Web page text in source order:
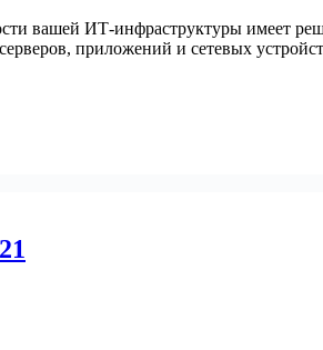
вашей ИТ-инфраструктуры имеет
приложений и сетевых